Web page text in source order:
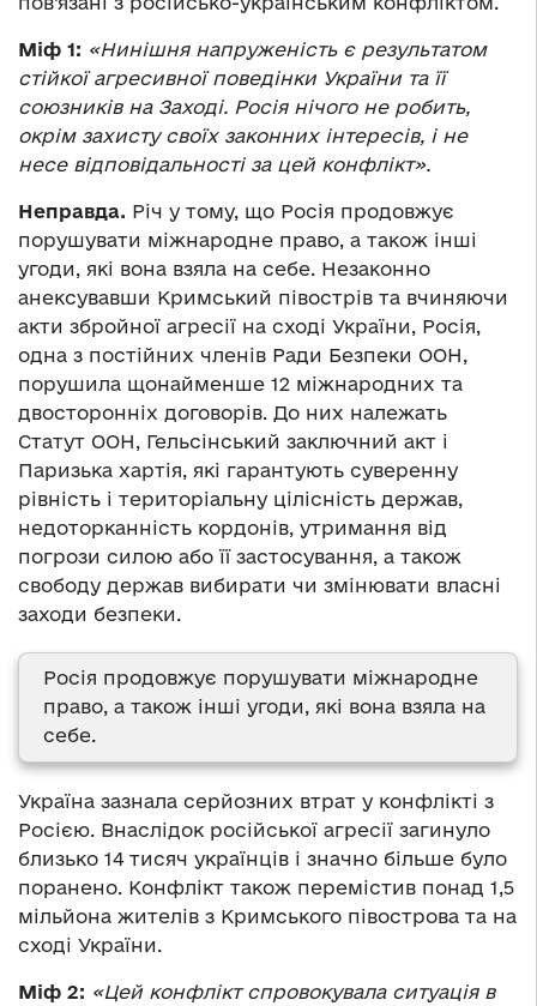
Міф 1: «Нинішня напруженість є результатом
стійкої агресивної поведінки України та її
союзників на Заході. Росія нічого не робить,
окрім захисту своїх законних інтересів, і не
несе відповідальності за цей конфлікт».
Неправда. Річ у тому, що Росія продовжує
порушувати міжнародне право, а також інші
угоди, які вона взяла на себе. Незаконно
анексувавши Кримський півострів та вчиняючи
акти збройної агресії на сході України, Росія,
одна з постійних членів Ради Безпеки ООН,
порушила щонайменше 12 міжнародних та
двосторонніх договорів. До них належать
Статут ООН, Гельсінський заключний акт і
Паризька хартія, які гарантують суверенну
рівність і територіальну цілісність держав,
недоторканність кордонів, утримання від
погрози силою або її застосування, а також
свободу держав вибирати чи змінювати власні
заходи безпеки.
Росія продовжує порушувати міжнародне
право, а також інші угоди, які вона взяла на
себе.
Україна зазнала серйозних втрат у конфлікті з
Росією. Внаслідок російської агресії загинуло
близько 14 тисяч українців і значно більше було
поранено. Конфлікт також перемістив понад 1,5
мільйона жителів з Кримського півострова та на
сході України.
Міф 2: «Цей конфлікт спровокувала ситуація в